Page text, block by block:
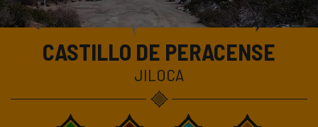
CASTILLO DE PERACENSE
JILOCA